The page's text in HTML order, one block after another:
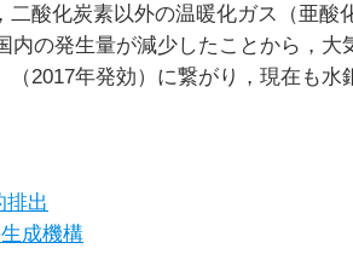
酸化炭素以外の温暖化ガス（亜酸
内の発生量が減少したことから，
2017年発効）に繋がり，現在も
排出
成機構